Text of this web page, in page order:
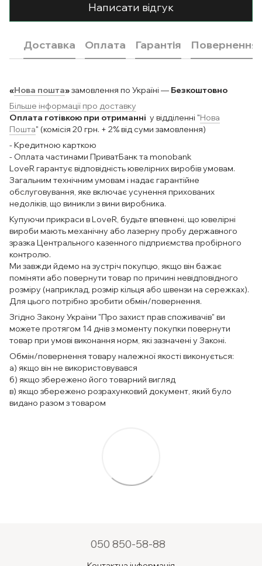
Написати відгук
Доставка Оплата Гарантія Повернення
«Нова пошта»замовлення по Україні — Безкоштовно
Більше інформації про доставку
Оплата готівкою при отриманні у відділенні "Нова
Пошта" (комісія 20 грн. + 2% від суми замовлення)
- Кредитною карткою
- Оплата частинами ПриватБанк та monobank
LoveR гарантує відповідність ювелірних виробів умовам.
Загальним технічним умовам і надає гарантійне
обслуговування, яке включає усунення прихованих
недоліків, що виникли з вини виробника.
Купуючи прикраси в LoveR, будьте впевнені, що ювелірні
вироби мають механічну або лазерну пробу державного
зразка Центрального казенного підприємства пробірного
контролю.
Ми завжди йдемо на зустріч покупцю, якщо він бажає
поміняти або повернути товар по причині невідповідного
розміру (наприклад, розмір кільця або швензи на сережках).
Для цього потрібно зробити обмін/повернення.
Згідно Закону України "Про захист прав споживачів" ви
можете протягом 14 днів з моменту покупки повернути
товар при умові виконання норм, які зазначені у Законі.
Обмін/повернення товару належної якості виконується:
а) якщо він не використовувався
б) якщо збережено його товарний вигляд
в) якщо збережено розрахунковий документ, який було
видано разом з товаром
050 850-58-88